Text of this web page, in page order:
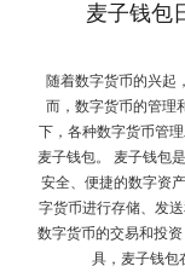
麦子钱包
随着数字货币的兴起
而，数字货币的管理
下，各种数字货币管
麦子钱包。 麦子钱包
安全、便捷的数字资
字货币进行存储、发
数字货币的交易和投
具，麦子钱包